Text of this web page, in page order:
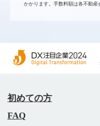
かかります。手数料額は各不動産
初めての方
FAQ